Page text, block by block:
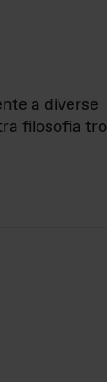
a diverse
filosofia